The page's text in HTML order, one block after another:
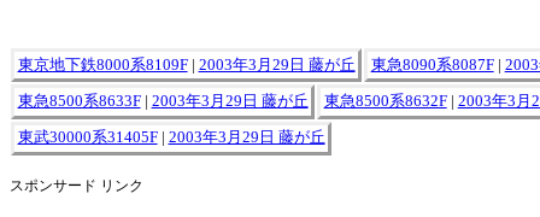
東京地下鉄8000系8109F| 2003年3月29日 藤が丘 東急8090系8087F|
東急8500系8633F| 2003年3月29日 藤が丘 東急8500系8632F| 2003年3月
東武30000系31405F| 2003年3月29日 藤が丘
スポンサード リンク